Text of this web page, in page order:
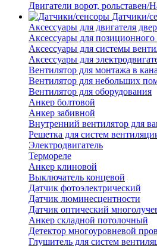
Двигатели ворот,
Датчики/
Аксессуары для двигателя
Аксессуары для
Аксессуары для системы
Аксессуары для
Вентилятор для монтажа в
Вентилятор для небольших
Вентилятор для оборудования
Анкер болтовой
Анкер забивной
Внутренний вентилятор для
Решетка для систем
Электродвигатель
Термореле
Анкер клиновой
Выключатель концевой
Датчик фотоэлектрический
Датчик люминесцентности
Датчик оптический
Анкер складной потолочный
Детектор многоуровневой
Глушитель для систем